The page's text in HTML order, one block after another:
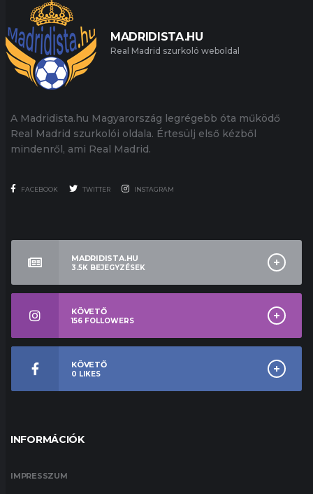
MADRIDISTA.HU
Real Madrid szurkoló weboldal
A Madridista.hu Magyarország legrégebb óta működő
Real Madrid szurkolói oldala. Értesülj első kézből
mindenről, ami Real Madrid.
FACEBOOK TWITTER INSTAGRAM
MADRIDISTA.HU
3.5K BEJEGYZÉSEK
KÖVETŐ
156 FOLLOWERS
KÖVETŐ
0 LIKES
INFORMÁCIÓK
IMPRESSZUM